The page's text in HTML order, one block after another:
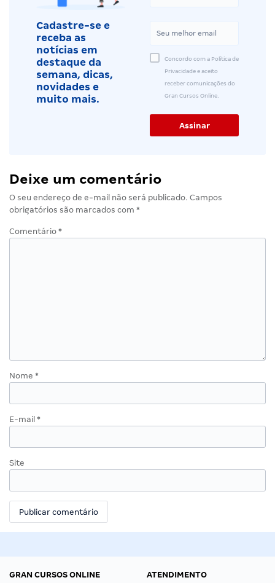
Cadastre-se e
receba as
notícias em
destaque da
semana, dicas,
novidades e
muito mais.
Concordo com a Política de
Privacidade e aceito
receber comunicações do
Gran Cursos Online.
Deixe um comentário
O seu endereço de e-mail não será publicado. Campos
obrigatórios são marcados com *
Comentário *
Nome *
E-mail *
Site
GRAN CURSOS ONLINE
ATENDIMENTO